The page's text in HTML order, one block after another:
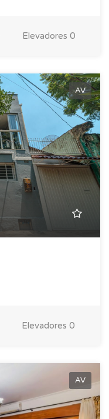
Elevadores 0
AV
Elevadores 0
AV